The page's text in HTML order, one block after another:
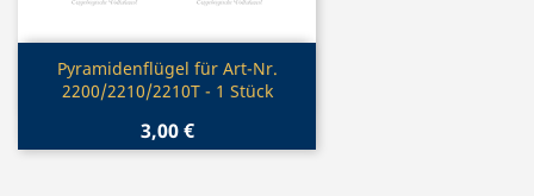
Vorschau
Pyramidenflügel für Art-Nr.
2200/2210/2210T - 1 Stück
3,00 €